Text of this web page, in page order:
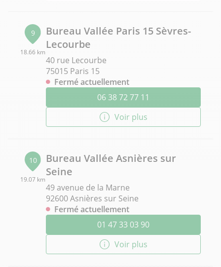
9
18.66 km
Bureau Vallée Paris 15 Sèvres-
Lecourbe
40 rue Lecourbe
75015 Paris 15
Fermé actuellement
06 38 72 77 11
Voir plus
10
19.07 km
Bureau Vallée Asnières sur
Seine
49 avenue de la Marne
92600 Asnières sur Seine
Fermé actuellement
01 47 33 03 90
Voir plus